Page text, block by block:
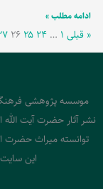
ادامه مطلب »
« قبلی ۱ … ۲۴ ۲۵ ۲۶
نشر آثار حضرت آیت الله
توانسته میراث حضرت
این